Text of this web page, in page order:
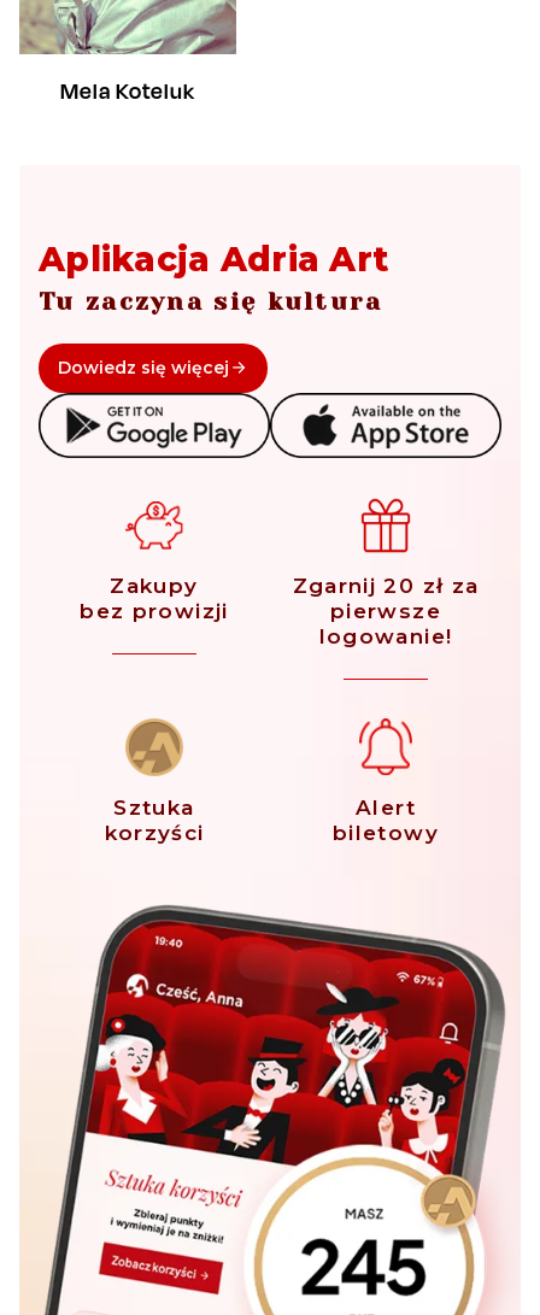
Mela Koteluk
Aplikacja Adria Art
Tu zaczyna się kultura
Dowiedz się więcej
Zakupy
bez prowizji
Zgarnij 20 zł za
pierwsze
logowanie!
Sztuka
korzyści
Alert
biletowy